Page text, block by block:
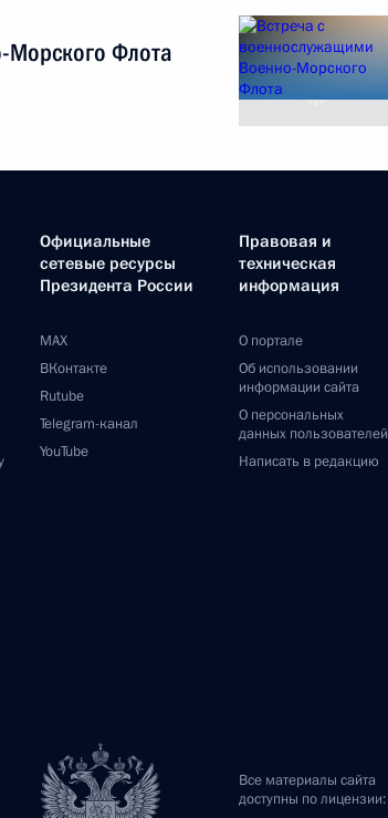
Морского Флота
Официальные
сетевые ресурсы
Президента России
MAX
ВКонтакте
Rutube
Telegram-канал
YouTube
Правовая и
техническая
информация
О портале
Об использовании
информации сайта
О персональных
данных пользователей
Написать в редакцию
Все материалы сайта
доступны по лицензии: